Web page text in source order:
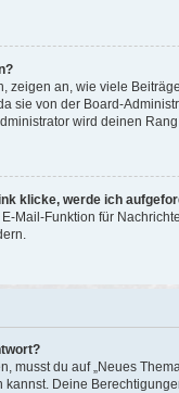
zeigen an, wie viele
sie von der Board-
wird deinen
klicke, werde ich
Mail-Funktion für
musst du auf „Neues
Deine